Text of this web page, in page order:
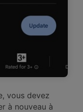
vous devez
à nouveau à